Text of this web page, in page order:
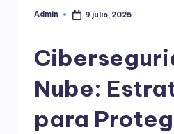
Publicado
Admin 9 julio, 2025
Nube:
para